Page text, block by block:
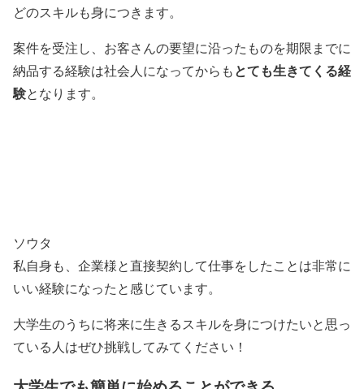
どのスキルも身につきます。
案件を受注し、お客さんの要望に沿ったものを期限までに
納品する経験は社会人になってからもとても生きてくる経
験となります。
ソウタ
私自身も、企業様と直接契約して仕事をしたことは非常に
いい経験になったと感じています。
大学生のうちに将来に生きるスキルを身につけたいと思っ
ている人はぜひ挑戦してみてください！